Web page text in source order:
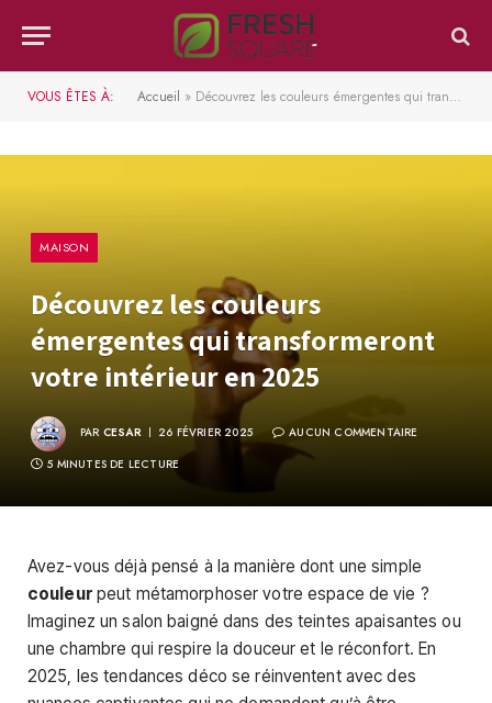
VOUS ÊTES À: Accueil » Découvrez les couleurs émergentes qui transformeront votre intérieur en 2025
MAISON
Découvrez les couleurs
émergentes qui transformeront
votre intérieur en 2025
PAR CESAR 26 FÉVRIER 2025
AUCUN COMMENTAIRE
5 MINUTES DE LECTURE
Avez-vous déjà pensé à la manière dont une simple
couleurpeut métamorphoser votre espace de vie ?
Imaginez un salon baigné dans des teintes apaisantes ou
une chambre qui respire la douceur et le réconfort. En
2025, les tendances déco se réinventent avec des